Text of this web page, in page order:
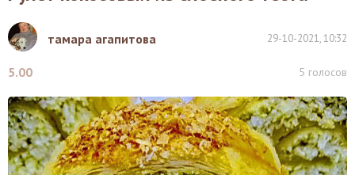
тамара агапитова 29-10-2021, 10:32
5.00 5 голосов